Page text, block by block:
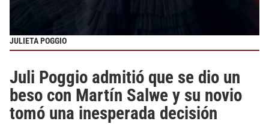
JULIETA POGGIO
Juli Poggio admitió que se dio un
beso con Martín Salwe y su novio
tomó una inesperada decisión